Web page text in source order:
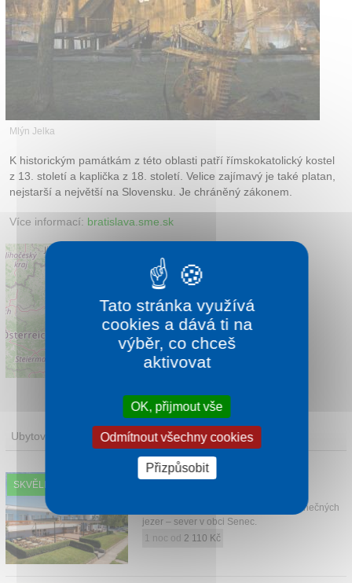
Mlýn Jelka
K historickým památkám z této oblasti patří římskokatolický kostel
z 13. století a kaplička z 18. století. Velice zajímavý je také platan,
nejstarší a největší na Slovensku. Je chráněný zákonem.
Více informací: bratislava.sme.sk
OpenStreetMap contributors
Ubytování
SKVĚLÉ HODNOCENÍ HOTEL SENEC
Hotel Senec se nacházejí na břehu Slnečných
jezer – sever v obci Senec.
1 noc od 2 110 Kč
Tato stránka využívá
cookies a dává ti na
výběr, co chceš
aktivovat
OK, přijmout vše
Odmítnout všechny cookies
Přizpůsobit